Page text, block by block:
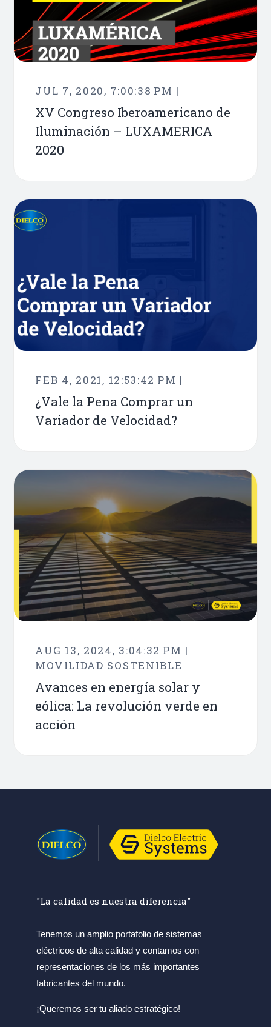
JUL 7, 2020, 7:00:38 PM |
XV Congreso Iberoamericano de
Iluminación – LUXAMERICA
2020
FEB 4, 2021, 12:53:42 PM |
¿Vale la Pena Comprar un
Variador de Velocidad?
AUG 13, 2024, 3:04:32 PM |
MOVILIDAD SOSTENIBLE
Avances en energía solar y
eólica: La revolución verde en
acción
"La calidad es nuestra diferencia"
Tenemos un amplio portafolio de sistemas
eléctricos de alta calidad y contamos con
representaciones de los más importantes
fabricantes del mundo.
¡Queremos ser tu aliado estratégico!